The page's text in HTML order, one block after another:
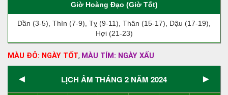
Giờ Hoàng Đạo (Giờ Tốt)
Dần (3-5), Thìn (7-9), Tỵ (9-11), Thân (15-17), Dậu (17-19),
Hợi (21-23)
MÀU ĐỎ: NGÀY TỐT, MÀU TÍM: NGÀY XẤU
◄ LỊCH ÂM THÁNG 2 NĂM 2024 ►